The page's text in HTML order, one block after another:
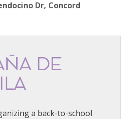
Dr, Concord
DE
a back-to-school